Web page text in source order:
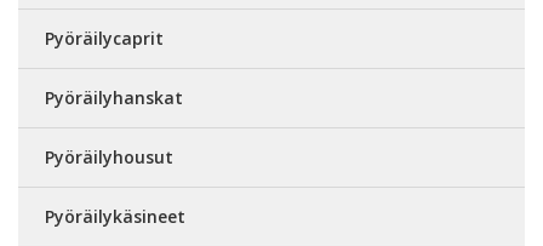
Pyöräilycaprit
Pyöräilyhanskat
Pyöräilyhousut
Pyöräilykäsineet